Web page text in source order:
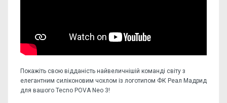
Покажіть свою відданість найвеличнішій команді світу з
елегантним силіконовим чохлом із логотипом ФК Реал Мадрид
для вашого Tecno POVA Neo 3!